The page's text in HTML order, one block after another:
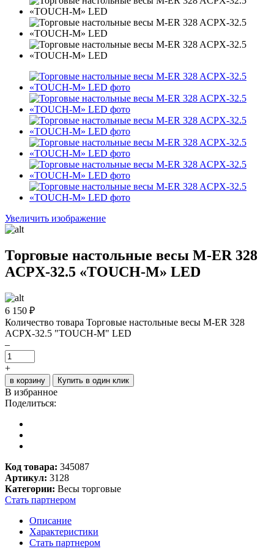
Увеличить изображение
Торговые настольные весы M-ER 328
ACPX-32.5 «TOUCH-M» LED
6 150 ₽
Количество товара Торговые настольные весы M-ER 328
ACPX-32.5 "TOUCH-M" LED
–
+
в корзину Купить в один клик
В избранное
Поделиться:
Код товара: 345087
Артикул: 3128
Категории: Весы торговые
Стать партнером
Описание
Характеристики
Стать партнером